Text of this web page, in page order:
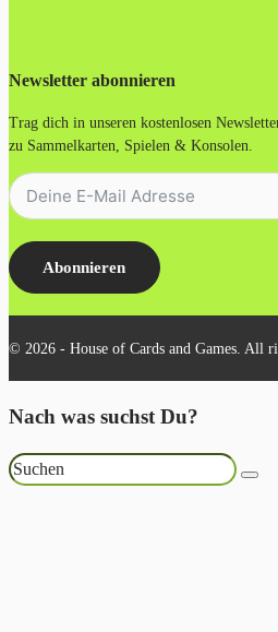
Newsletter abonnieren
Trag dich in unseren kostenlosen
zu Sammelkarten, Spielen & Konsolen.
Abonnieren
© 2026 - House of Cards and Games. All
Nach was suchst Du?
Suchen